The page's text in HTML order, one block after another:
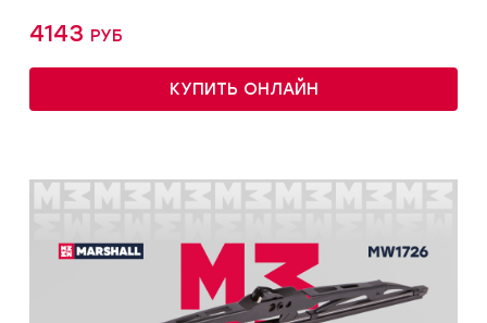
4143 руб
КУПИТЬ ОНЛАЙН